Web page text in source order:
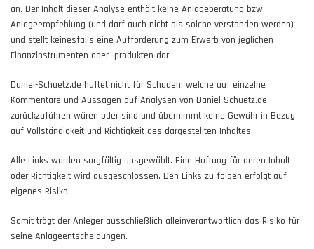
an. Der Inhalt dieser Analyse enthält keine Anlageberatung bzw.
Anlageempfehlung (und darf auch nicht als solche verstanden werden)
und stellt keinesfalls eine Aufforderung zum Erwerb von jeglichen
Finanzinstrumenten oder -produkten dar.
Daniel-Schuetz.de haftet nicht für Schäden, welche auf einzelne
Kommentare und Aussagen auf Analysen von Daniel-Schuetz.de
zurückzuführen wären oder sind und übernimmt keine Gewähr in Bezug
auf Vollständigkeit und Richtigkeit des dargestellten Inhaltes.
Alle Links wurden sorgfältig ausgewählt. Eine Haftung für deren Inhalt
oder Richtigkeit wird ausgeschlossen. Den Links zu folgen erfolgt auf
eigenes Risiko.
Somit trägt der Anleger ausschließlich alleinverantwortlich das Risiko für
seine Anlageentscheidungen.